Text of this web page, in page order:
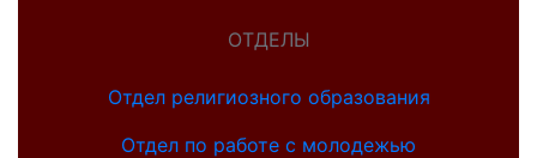
ОТДЕЛЫ
Отдел религиозного образования
Отдел по работе с молодежью